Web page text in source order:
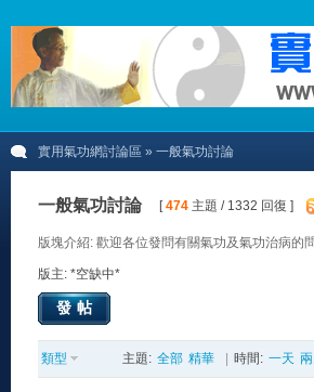
實用氣功網討論區 » 一般氣功討論
一般氣功討論 [474 主題 / 1332 回復 ]
版塊介紹: 歡迎各位發問有關氣功及氣功治病的
版主: *空缺中*
發帖
類型 主題: 全部 精華 時間: 一天